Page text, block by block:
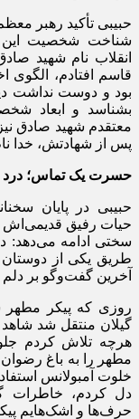
حبیبی تأکید رهبر
شناخت شخصیت
انقلاب نام شهید
قاسم افتادم، الگوی
بود و دوست نداشت
بشناسد و ابعاد
معتقدم شهید صادق
پس از شهادتش، خدا
حسرت یک تماس؛ درد
حبیبی در پایان
حیات رفیق
سختی ادامه می‌دهد:
طریق یکی از
آخرین گفت‌وگو بر دلم
روزی که پیکر مطهر
گیلان منتقل شد
هرچه تلاش کردم
مطهر را به باغ
خلوت آمبولانس
دل کردم، خاطرات
حرف‌ها و اشک‌هایم